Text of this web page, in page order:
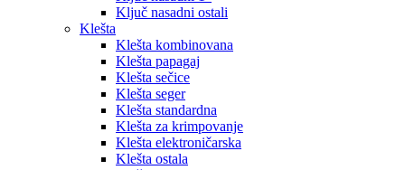
Ključ nasadni ostali
Klešta
Klešta kombinovana
Klešta papagaj
Klešta sečice
Klešta seger
Klešta standardna
Klešta za krimpovanje
Klešta elektroničarska
Klešta ostala